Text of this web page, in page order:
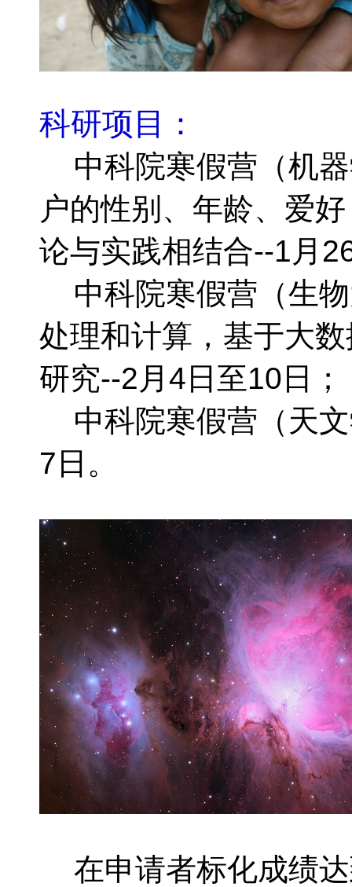
科研项目：
中科院寒假营（机器
户的性别、年龄、爱
论与实践相结合--1月
中科院寒假营（生物
处理和计算，基于大
研究--2月4日至10日；
中科院寒假营（天文
7日。
在申请者标化成绩达